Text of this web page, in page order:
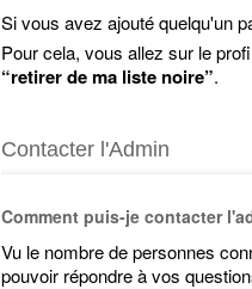
Si vous avez ajouté quelqu'un
Pour cela, vous allez sur le
“retirer de ma liste noire”.
Contacter l'Admin
Comment puis-je contacter
Vu le nombre de personnes
pouvoir répondre à vos